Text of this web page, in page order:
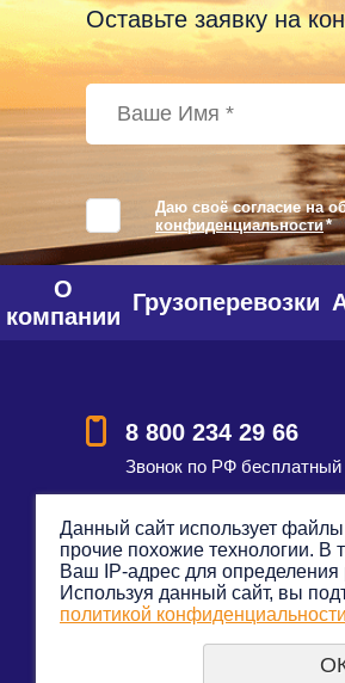
Оставьте заявку на
Даю своё согласие на
конфиденциальности*
О
компании
Грузоперевозки
8 800 234 29 66
Звонок по РФ бесплатный
Смотреть на карте
Данный сайт использует
прочие похожие технологии.
Ваш IP-адрес для
Используя данный сайт, вы
политикой конфиденциальности